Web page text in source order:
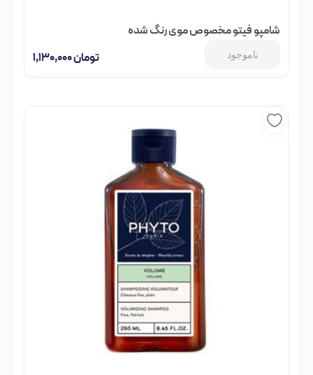
شامپو فیتو مخصوص موی رنگ شده
تومان
ناموجود